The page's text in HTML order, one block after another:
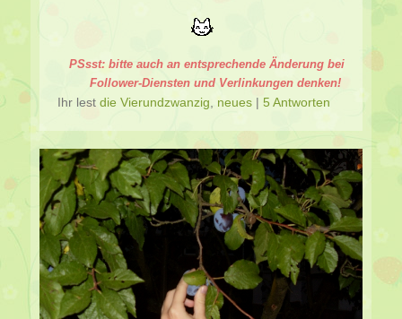
PSsst: bitte auch an entsprechende Änderung bei
Follower-Diensten und Verlinkungen denken!
Ihr lest die Vierundzwanzig neues | 5 Antworten